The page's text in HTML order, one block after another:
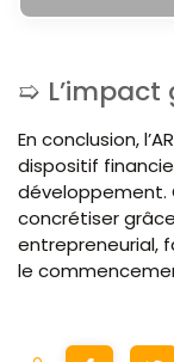
En conclusion,
dispositif
développement.
concrétiser
entrepreneurial,
le